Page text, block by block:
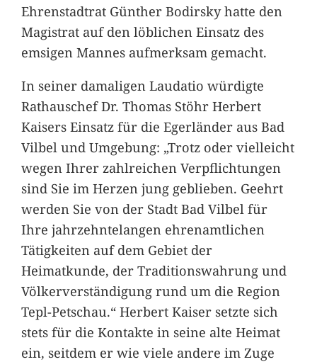
Ehrenstadtrat Günther Bodirsky hatte den
Magistrat auf den löblichen Einsatz des
emsigen Mannes aufmerksam gemacht.
In seiner damaligen Laudatio würdigte
Rathauschef Dr. Thomas Stöhr Herbert
Kaisers Einsatz für die Egerländer aus Bad
Vilbel und Umgebung: „Trotz oder vielleicht
wegen Ihrer zahlreichen Verpflichtungen
sind Sie im Herzen jung geblieben. Geehrt
werden Sie von der Stadt Bad Vilbel für
Ihre jahrzehntelangen ehrenamtlichen
Tätigkeiten auf dem Gebiet der
Heimatkunde, der Traditionswahrung und
Völkerverständigung rund um die Region
Tepl-Petschau.“ Herbert Kaiser setzte sich
stets für die Kontakte in seine alte Heimat
ein, seitdem er wie viele andere im Zuge